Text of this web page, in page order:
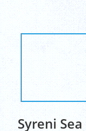
Syreni